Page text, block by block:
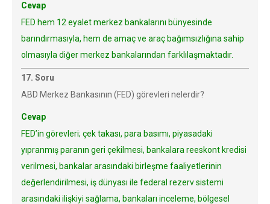
Cevap
FED hem 12 eyalet merkez bankalarını bünyesinde
barındırmasıyla, hem de amaç ve araç bağımsızlığına sahip
olmasıyla diğer merkez bankalarından farklılaşmaktadır.
17. Soru
ABD Merkez Bankasının (FED) görevleri nelerdir?
Cevap
FED’in görevleri; çek takası, para basımı, piyasadaki
yıpranmış paranın geri çekilmesi, bankalara reeskont kredisi
verilmesi, bankalar arasındaki birleşme faaliyetlerinin
değerlendirilmesi, iş dünyası ile federal rezerv sistemi
arasındaki ilişkiyi sağlama, bankaları inceleme, bölgesel